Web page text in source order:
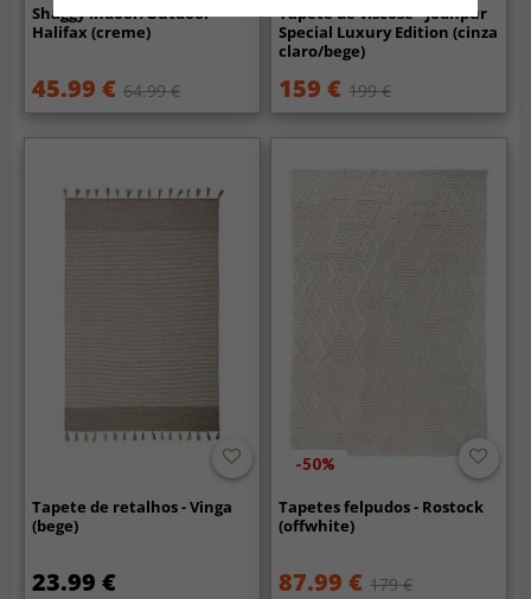
Shaggy Indoor/Outdoor -
Halifax (creme)
45.99 € 64.99 €
Tapete de viscose - Jodhpur
Special Luxury Edition (cinza
claro/bege)
159 € 199 €
Tapete de retalhos - Vinga
(bege)
23.99 €
-50%
Tapetes felpudos - Rostock
(offwhite)
87.99 € 179 €